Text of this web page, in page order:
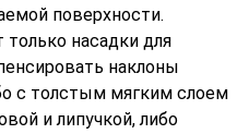
поверхности.
насадки для
наклоны
с толстым мягким слоем
и липучкой, либо